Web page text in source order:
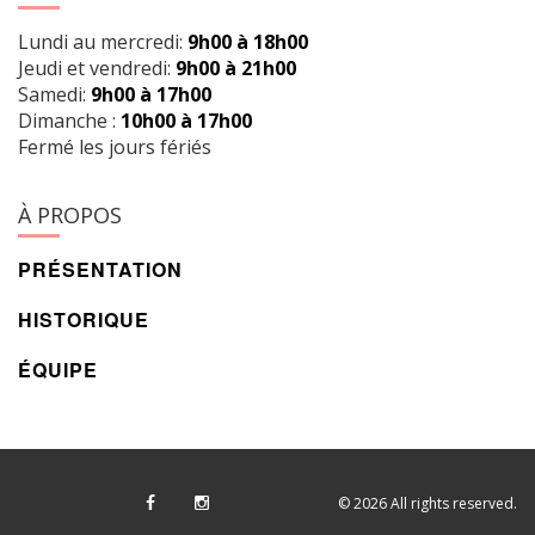
Lundi au mercredi: 9h00 à 18h00
Jeudi et vendredi: 9h00 à 21h00
Samedi: 9h00 à 17h00
Dimanche : 10h00 à 17h00
Fermé les jours fériés
À PROPOS
PRÉSENTATION
HISTORIQUE
ÉQUIPE
© 2026 All rights reserved.